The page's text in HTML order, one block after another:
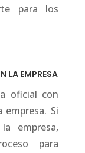
para los
LA EMPRESA
oficial con
Si
empresa,
para